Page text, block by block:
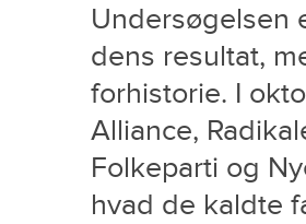
Undersøgelsen
dens resultat,
forhistorie. I
Alliance,
Folkeparti og
hvad de kaldte